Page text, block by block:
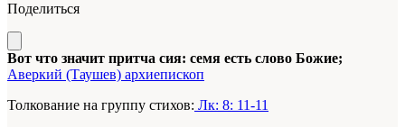
Поделиться
Вот что значит притча сия: семя есть слово Божие;
Аверкий (Таушев) архиепископ
Толкование на группу стихов: Лк: 8: 11-11